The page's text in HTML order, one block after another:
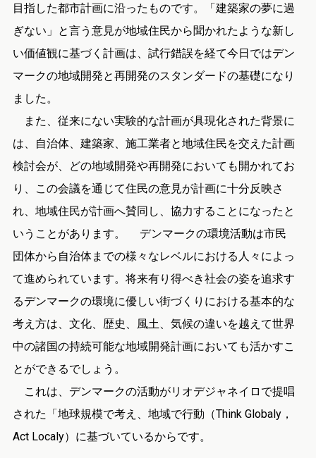
目指した都市計画に沿ったものです。「建築家の夢に過
ぎない」と言う意見が地域住民から聞かれたような新し
い価値観に基づく計画は、試行錯誤を経て今日ではデン
マークの地域開発と再開発のスタンダードの基礎になり
ました。
また、従来にない実験的な計画が具現化された背景に
は、自治体、建築家、施工業者と地域住民を交えた計画
検討会が、どの地域開発や再開発においても開かれてお
り、この会議を通じて住民の意見が計画に十分反映さ
れ、地域住民が計画へ賛同し、協力することになったと
いうことがあります。 デンマークの環境活動は市民
団体から自治体までの様々なレベルにおける人々によっ
て進められています。将来有り得べき社会の姿を追求す
るデンマークの環境に優しい街づくりにおける基本的な
考え方は、文化、歴史、風土、気候の違いを越えて世界
中の諸国の持続可能な地域開発計画においても活かすこ
とができるでしょう。
これは、デンマークの活動がリオデジャネイロで提唱
された「地球規模で考え、地域で行動（Think Globaly，
Act Localy）に基づいているからです。